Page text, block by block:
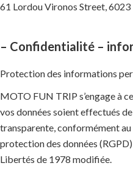
61 Lordou Vironos Street, 6023
– Confidentialité –
Protection des informations
MOTO FUN TRIP s’engage à
vos données soient effectués
transparente, conformément
protection des données
Libertés de 1978 modifiée.